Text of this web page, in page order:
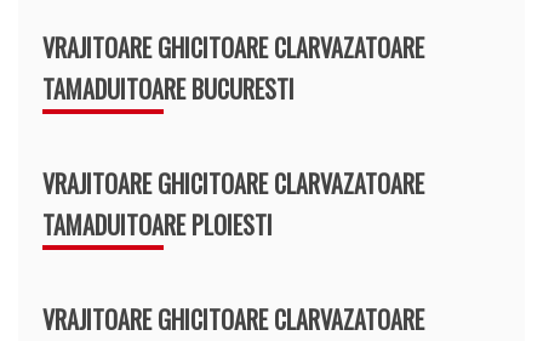
VRAJITOARE GHICITOARE CLARVAZATOARE
TAMADUITOARE BUCURESTI
VRAJITOARE GHICITOARE CLARVAZATOARE
TAMADUITOARE PLOIESTI
VRAJITOARE GHICITOARE CLARVAZATOARE